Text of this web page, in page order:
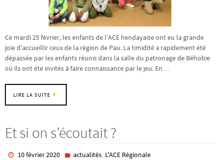
Ce mardi 25 février, les enfants de l’ACE hendayaise ont eu la grande
joie d’accueillir ceux de la région de Pau. La timidité a rapidement été
dépassée par les enfants réunis dans la salle du patronage de Béhobie
où ils ont été invités à faire connaissance par le jeu. En…
LIRE LA SUITE
Et si on s’écoutait ?
10 février 2020 actualités, L'ACE Régionale